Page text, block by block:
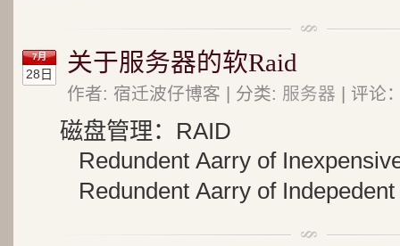
7月
28日 关于服务器的软Raid
作者: 宿迁波仔博客 | 分类: 服务器 | 评论
磁盘管理：RAID
Redundent Aarry of
Redundent Aarry of